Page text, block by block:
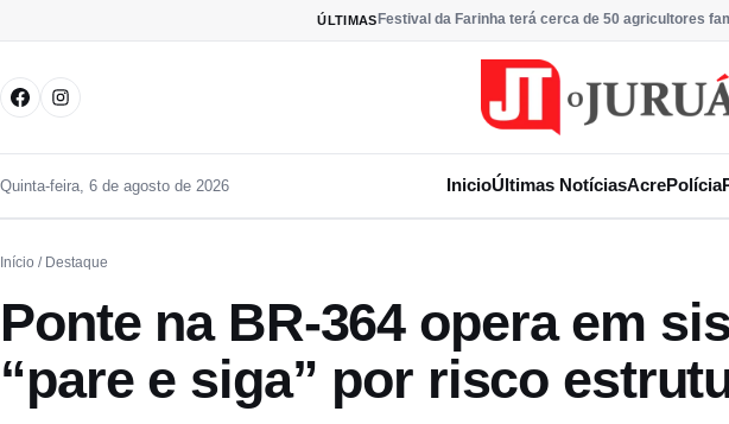
ÚLTIMAS Festival da Farinha terá cerca de 50 agricultores
Quinta-feira, 6 de agosto de 2026 InicioÚltimas NotíciasAcrePolícia
Início / Destaque
Ponte na BR-364 opera em
“pare e siga” por risco